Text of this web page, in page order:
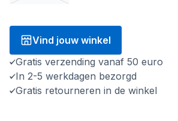
Vind jouw winkel
Gratis verzending vanaf 50 euro
In 2-5 werkdagen bezorgd
Gratis retourneren in de winkel